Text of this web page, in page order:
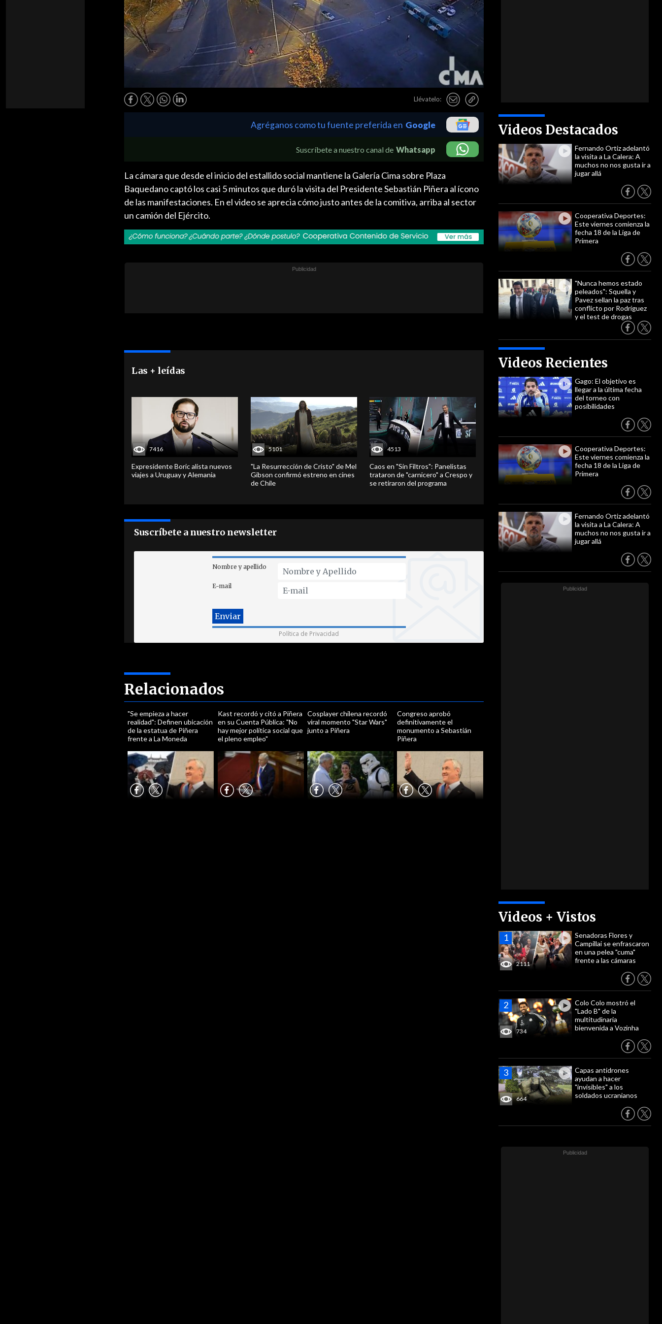
Llévatelo:
Videos Destacados
Fernando Ortiz adelantó
la visita a La Calera: A
muchos no nos gusta ir a
jugar allá
Cooperativa Deportes:
Este viernes comienza la
fecha 18 de la Liga de
Primera
"Nunca hemos estado
peleados": Squella y
Pavez sellan la paz tras
conflicto por Rodríguez
y el test de drogas
Videos Recientes
Gago: El objetivo es
llegar a la última fecha
del torneo con
posibilidades
Cooperativa Deportes:
Este viernes comienza la
fecha 18 de la Liga de
Primera
Fernando Ortiz adelantó
la visita a La Calera: A
muchos no nos gusta ir a
jugar allá
Videos + Vistos
2111
Senadoras Flores y
Campillai se enfrascaron
en una pelea "cuma"
frente a las cámaras
734
Colo Colo mostró el
"Lado B" de la
multitudinaria
bienvenida a Vozinha
664
Capas antidrones
ayudan a hacer
"invisibles" a los
soldados ucranianos
Agréganos como tu fuente preferida en Google
Suscríbete a nuestro canal de Whatsapp
La cámara que desde el inicio del estallido social mantiene la Galería Cima sobre Plaza
Baquedano captó los casi 5 minutos que duró la visita del Presidente Sebastián Piñera al ícono
de las manifestaciones. En el video se aprecia cómo justo antes de la comitiva, arriba al sector
un camión del Ejército.
Las + leídas
7416
Expresidente Boric alista nuevos
viajes a Uruguay y Alemania
5101
"La Resurrección de Cristo" de Mel
Gibson confirmó estreno en cines
de Chile
4513
Caos en "Sin Filtros": Panelistas
trataron de "carnicero" a Crespo y
se retiraron del programa
Suscríbete a nuestro newsletter
Nombre y apellido
E-mail
Política de Privacidad
Relacionados
"Se empieza a hacer
realidad": Definen ubicación
de la estatua de Piñera
frente a La Moneda
Kast recordó y citó a Piñera
en su Cuenta Pública: "No
hay mejor política social que
el pleno empleo"
Cosplayer chilena recordó
viral momento "Star Wars"
junto a Piñera
Congreso aprobó
definitivamente el
monumento a Sebastián
Piñera